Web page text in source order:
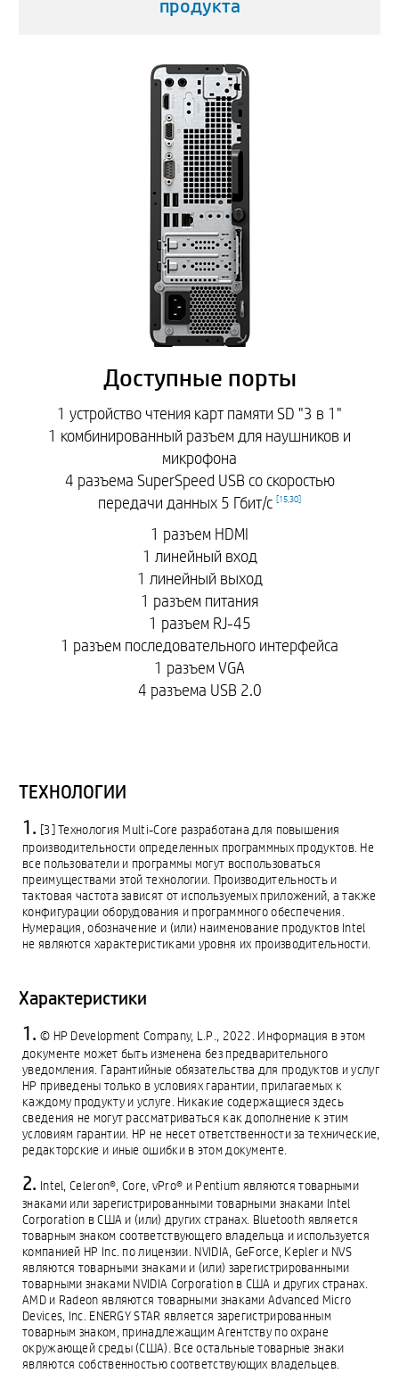
продукта
Доступные порты
1 устройство чтения карт памяти SD "3 в 1"
1 комбинированный разъем для наушников и
микрофона
4 разъема SuperSpeed USB со скоростью
передачи данных 5 Гбит/с [15,30]
1 разъем HDMI
1 линейный вход
1 линейный выход
1 разъем питания
1 разъем RJ-45
1 разъем последовательного интерфейса
1 разъем VGA
4 разъема USB 2.0
ТЕХНОЛОГИИ
[3] Технология Multi-Core разработана для повышения
производительности определенных программных продуктов. Не
все пользователи и программы могут воспользоваться
преимуществами этой технологии. Производительность и
тактовая частота зависят от используемых приложений, а также
конфигурации оборудования и программного обеспечения.
Нумерация, обозначение и (или) наименование продуктов Intel
не являются характеристиками уровня их производительности.
Характеристики
© HP Development Company, L.P., 2022. Информация в этом
документе может быть изменена без предварительного
уведомления. Гарантийные обязательства для продуктов и услуг
HP приведены только в условиях гарантии, прилагаемых к
каждому продукту и услуге. Никакие содержащиеся здесь
сведения не могут рассматриваться как дополнение к этим
условиям гарантии. HP не несет ответственности за технические,
редакторские и иные ошибки в этом документе.
Intel, Celeron®, Core, vPro® и Pentium являются товарными
знаками или зарегистрированными товарными знаками Intel
Corporation в США и (или) других странах. Bluetooth является
товарным знаком соответствующего владельца и используется
компанией HP Inc. по лицензии. NVIDIA, GeForce, Kepler и NVS
являются товарными знаками и (или) зарегистрированными
товарными знаками NVIDIA Corporation в США и других странах.
AMD и Radeon являются товарными знаками Advanced Micro
Devices, Inc. ENERGY STAR является зарегистрированным
товарным знаком, принадлежащим Агентству по охране
окружающей среды (США). Все остальные товарные знаки
являются собственностью соответствующих владельцев.